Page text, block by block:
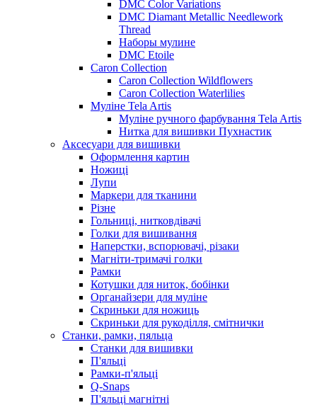
DMC Color Variations
DMC Diamant Metallic Needlework
Thread
Наборы мулине
DMC Etoile
Caron Collection
Caron Collection Wildflowers
Caron Collection Waterlilies
Муліне Tela Artis
Муліне ручного фарбування Tela Artis
Нитка для вишивки Пухнастик
Аксесуари для вишивки
Оформлення картин
Ножиці
Лупи
Маркери для тканини
Різне
Гольниці, нитковдівачі
Голки для вишивання
Наперстки, вспорювачі, різаки
Магніти-тримачі голки
Рамки
Котушки для ниток, бобінки
Органайзери для муліне
Скриньки для ножиць
Скриньки для рукоділля, смітнички
Станки, рамки, пяльца
Станки для вишивки
П'яльці
Рамки-п'яльці
Q-Snaps
П'яльці магнітні